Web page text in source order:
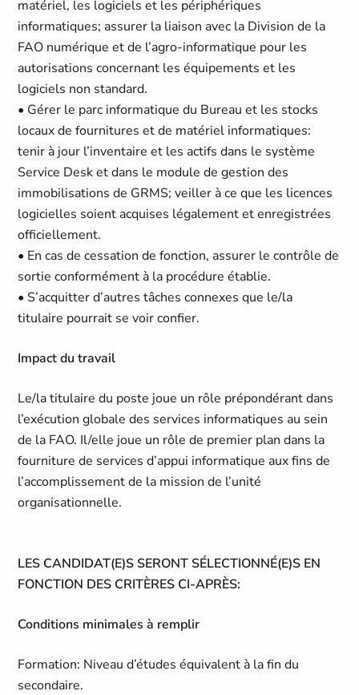
matériel, les logiciels et les périphériques
informatiques; assurer la liaison avec la Division de la
FAO numérique et de l’agro-informatique pour les
autorisations concernant les équipements et les
logiciels non standard.
• Gérer le parc informatique du Bureau et les stocks
locaux de fournitures et de matériel informatiques:
tenir à jour l’inventaire et les actifs dans le système
Service Desk et dans le module de gestion des
immobilisations de GRMS; veiller à ce que les licences
logicielles soient acquises légalement et enregistrées
officiellement.
• En cas de cessation de fonction, assurer le contrôle de
sortie conformément à la procédure établie.
• S’acquitter d’autres tâches connexes que le/la
titulaire pourrait se voir confier.
Impact du travail
Le/la titulaire du poste joue un rôle prépondérant dans
l’exécution globale des services informatiques au sein
de la FAO. Il/elle joue un rôle de premier plan dans la
fourniture de services d’appui informatique aux fins de
l’accomplissement de la mission de l’unité
organisationnelle.
LES CANDIDAT(E)S SERONT SÉLECTIONNÉ(E)S EN
FONCTION DES CRITÈRES CI-APRÈS:
Conditions minimales à remplir
Formation: Niveau d’études équivalent à la fin du
secondaire.